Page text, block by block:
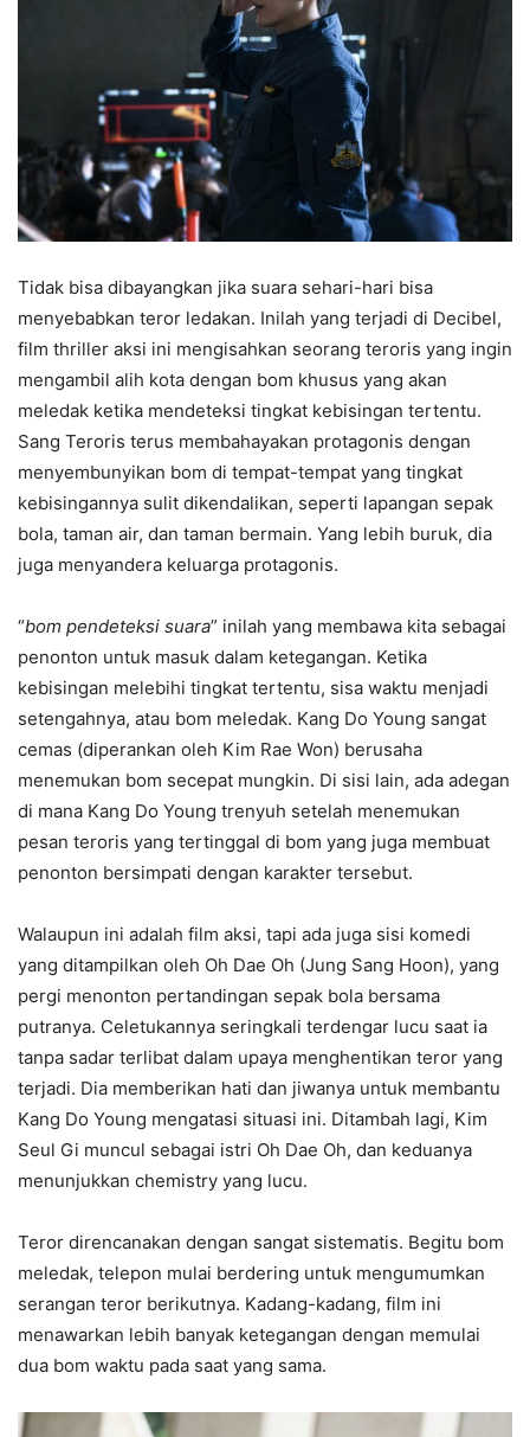
Tidak bisa dibayangkan jika suara sehari-hari bisa
menyebabkan teror ledakan. Inilah yang terjadi di Decibel,
film thriller aksi ini mengisahkan seorang teroris yang ingin
mengambil alih kota dengan bom khusus yang akan
meledak ketika mendeteksi tingkat kebisingan tertentu.
Sang Teroris terus membahayakan protagonis dengan
menyembunyikan bom di tempat-tempat yang tingkat
kebisingannya sulit dikendalikan, seperti lapangan sepak
bola, taman air, dan taman bermain. Yang lebih buruk, dia
juga menyandera keluarga protagonis.
“bom pendeteksi suara” inilah yang membawa kita sebagai
penonton untuk masuk dalam ketegangan. Ketika
kebisingan melebihi tingkat tertentu, sisa waktu menjadi
setengahnya, atau bom meledak. Kang Do Young sangat
cemas (diperankan oleh Kim Rae Won) berusaha
menemukan bom secepat mungkin. Di sisi lain, ada adegan
di mana Kang Do Young trenyuh setelah menemukan
pesan teroris yang tertinggal di bom yang juga membuat
penonton bersimpati dengan karakter tersebut.
Walaupun ini adalah film aksi, tapi ada juga sisi komedi
yang ditampilkan oleh Oh Dae Oh (Jung Sang Hoon), yang
pergi menonton pertandingan sepak bola bersama
putranya. Celetukannya seringkali terdengar lucu saat ia
tanpa sadar terlibat dalam upaya menghentikan teror yang
terjadi. Dia memberikan hati dan jiwanya untuk membantu
Kang Do Young mengatasi situasi ini. Ditambah lagi, Kim
Seul Gi muncul sebagai istri Oh Dae Oh, dan keduanya
menunjukkan chemistry yang lucu.
Teror direncanakan dengan sangat sistematis. Begitu bom
meledak, telepon mulai berdering untuk mengumumkan
serangan teror berikutnya. Kadang-kadang, film ini
menawarkan lebih banyak ketegangan dengan memulai
dua bom waktu pada saat yang sama.